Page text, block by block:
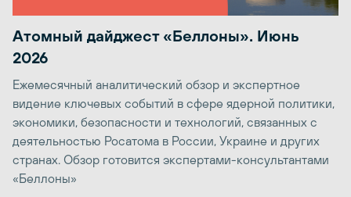
Атомный дайджест «Беллоны». Июнь
2026
Ежемесячный аналитический обзор и экспертное
видение ключевых событий в сфере ядерной политики,
экономики, безопасности и технологий, связанных с
деятельностью Росатома в России, Украине и других
странах. Обзор готовится экспертами-консультантами
«Беллоны»